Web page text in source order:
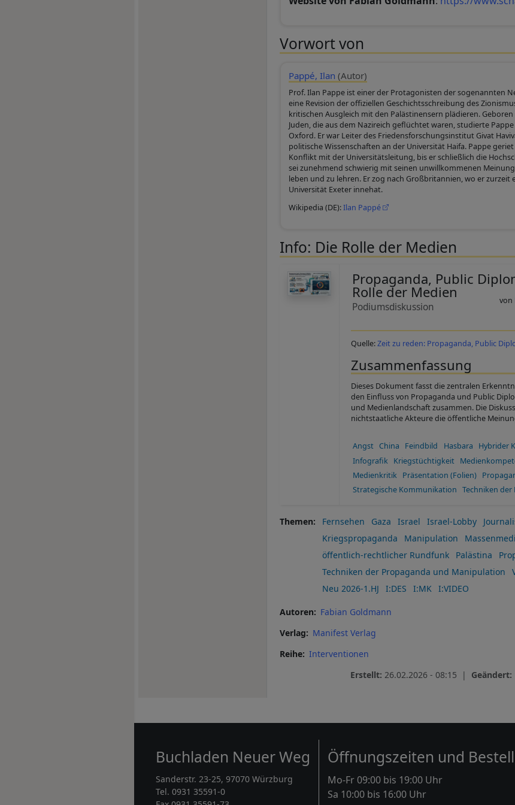
Vorwort von
Pappé, Ilan (Autor)
Prof. Ilan Pappe ist einer der Protagonisten der sogenannten
eine Revision der offiziellen Geschichtsschreibung des
kritischen Ausgleich mit den Palästinensern plädieren.
Juden, die aus dem Nazireich geflüchtet waren, studierte
Oxford. Er war Leiter des Friedensforschungsinstitut Givat
politische Wissenschaften an der Universität Haifa. Pappe
Konflikt mit der Universitätsleitung, bis er schließlich die
sei zunehmend schwierig mit seinen unwillkommenen
leben und zu lehren. Er zog nach Großbritannien, wo er zurzeit
Universität Exeter innehat.
Wikipedia (DE):Ilan Pappé
Info: Die Rolle der Medien
Propaganda, Public
Rolle der Medien
Podiumsdiskussion
Quelle:Zeit zu reden: Propaganda, Public
Zusammenfassung
Dieses Dokument fasst die zentralen
den Einfluss von Propaganda und Public
und Medienlandschaft zusammen. Die
nichtstaatliche Akteure die öffentliche
Angst China Feindbild Hasbara
Hybrider
Infografik
Kriegstüchtigkeit
Medienkritik
Präsentation (Folien)
Strategische Kommunikation Techniken
Themen Fernsehen Gaza Israel Israel-Lobby
Kriegspropaganda
Manipulation
öffentlich-rechtlicher Rundfunk
Palästina
Techniken der Propaganda und Manipulation
Neu 2026-1.HJ
I:DES I:MK I:VIDEO
Autoren
Fabian Goldmann
Verlag
Manifest Verlag
Reihe Interventionen
Erstellt: 26.02.2026 - 08:15 | Geändert:
Buchladen Neuer Weg
Sanderstr. 23-25, 97070 Würzburg
Tel. 0931 35591-0
Öffnungszeiten und
Mo-Fr 09:00 bis 19:00 Uhr
Sa 10:00 bis 16:00 Uhr